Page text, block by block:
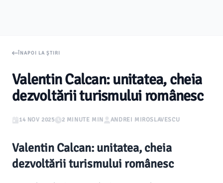
ÎNAPOI LA ȘTIRI
Valentin Calcan: unitatea, cheia
dezvoltării turismului românesc
14 NOV 2025 2 MINUTE MIN ANDREI MIROSLAVESCU
Valentin Calcan: unitatea, cheia
dezvoltării turismului românesc